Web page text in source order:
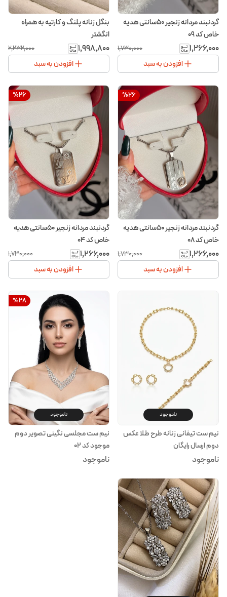
گردنبند مردانه زنجیر ۵۰سانتی هدیه
خاص کد ۰۹
۱٬۲۶۶٬۰۰۰ ۱٬۷۳۰٬۰۰۰
افزودن به سبد
بنگل زنانه پلنگ و کارتیه به همراه
انگشتر
۱٬۹۹۸٬۸۰۰ ۲٬۲۳۲٬۰۰۰
افزودن به سبد
%26
گردنبند مردانه زنجیر ۵۰سانتی هدیه
خاص کد ۰۸
۱٬۲۶۶٬۰۰۰ ۱٬۷۳۰٬۰۰۰
افزودن به سبد
%26
گردنبند مردانه زنجیر ۵۰سانتی هدیه
خاص کد ۰۴
۱٬۲۶۶٬۰۰۰ ۱٬۷۳۰٬۰۰۰
افزودن به سبد
ناموجود
نیم ست تیفانی زنانه طرح طلا عکس
دوم ارسال رایگان
ناموجود
%28
ناموجود
نیم ست مجلسی نگینی تصویر دوم
موجود کد 02
ناموجود